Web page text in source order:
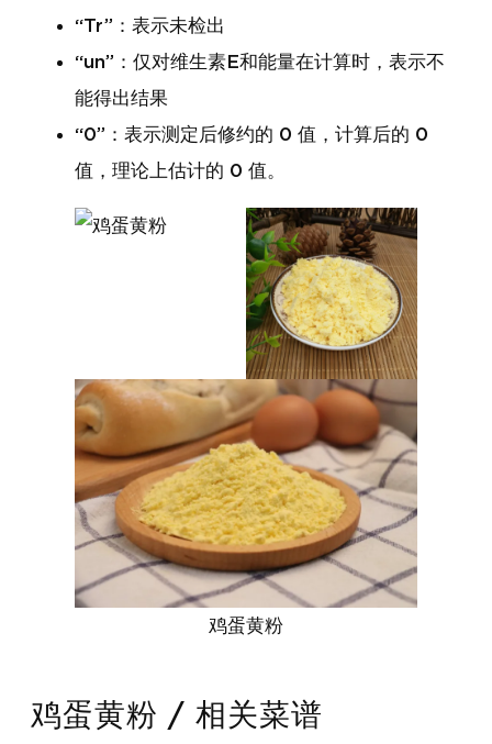
“Tr”：表示未检出
“un”：仅对维生素E和能量在计算时，表示不
能得出结果
“0”：表示测定后修约的 0 值，计算后的 0
值，理论上估计的 0 值。
鸡蛋黄粉
鸡蛋黄粉 / 相关菜谱